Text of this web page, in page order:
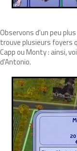
Observons d'un peu
trouve plusieurs foyers
Capp ou Monty : ainsi,
d'Antonio.